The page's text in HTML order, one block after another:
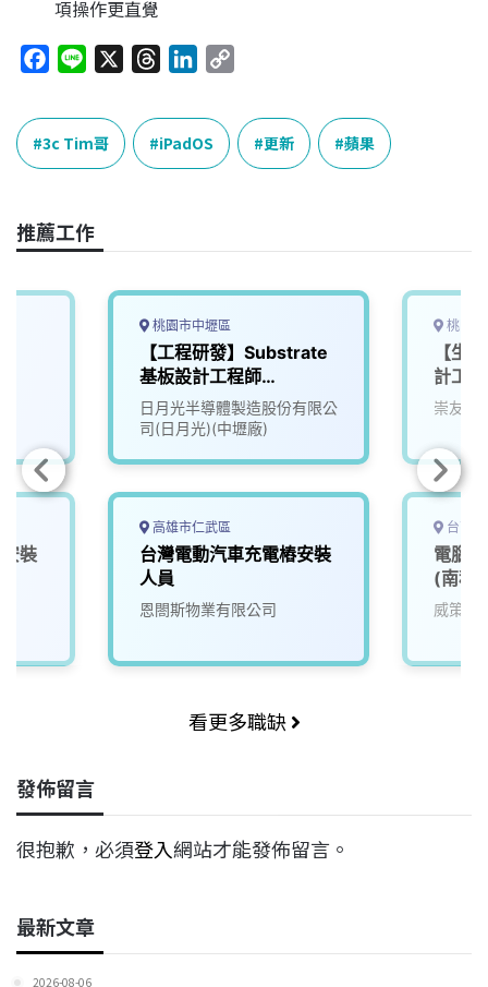
項操作更直覺
c
e
b
o
k
n
e
r
e
a
n
k
e
n
y
k
3c Tim哥 iPadOS 更新 蘋果
推薦工作
裝
桃園市中壢區
【工程研發】Substrate
基板設計工程師
(Cadence)
日月光半導體製造股份有限公
司(日月光)(中壢廠)
高雄市仁武區
台灣電動汽車充電樁安裝
人員
恩閤斯物業有限公司
桃園
【生
計工
崇友實
台南
電腦
(南科
威策電
看更多職缺
發佈留言
很抱歉，必須登入網站才能發佈留言。
最新文章
2026-08-06